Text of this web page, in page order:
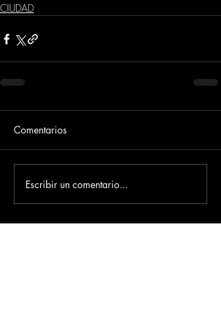
CIUDAD
Comentarios
Escribir un comentario...